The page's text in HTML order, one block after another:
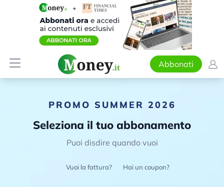
Abbonati
PROMO SUMMER 2026
Seleziona il tuo abbonamento
Puoi disdire quando vuoi
Vuoi la fattura? Hai un coupon?